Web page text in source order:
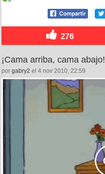
276
¡Cama arriba, cama abajo!
por gabry2 el 4 nov 2010, 22:59